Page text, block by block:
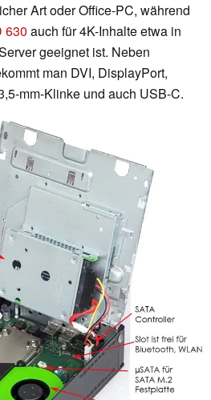
Art oder Office-PC, während
630 auch für 4K-Inhalte etwa in
geeignet ist. Neben
man DVI, DisplayPort,
mm-Klinke und auch USB-C.